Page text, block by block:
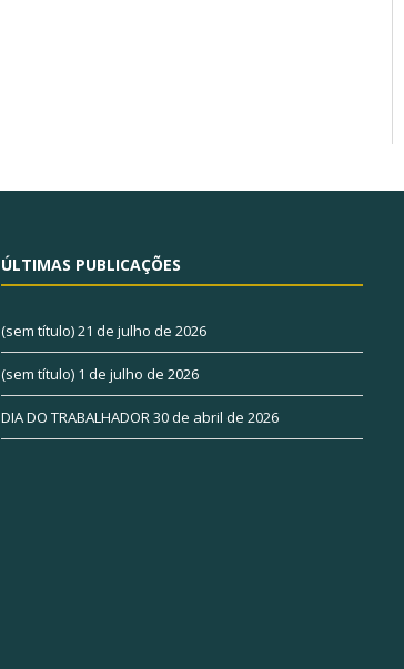
ÚLTIMAS PUBLICAÇÕES
(sem título)21 de julho de 2026
(sem título) 1 de julho de 2026
DIA DO TRABALHADOR30 de abril de 2026